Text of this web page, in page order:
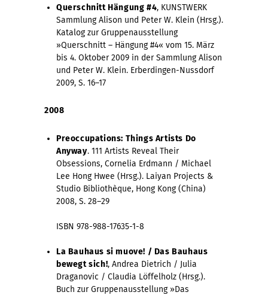
Querschnitt Hängung #4, KUNSTWERK
Sammlung Alison und Peter W. Klein (Hrsg.).
Katalog zur Gruppenausstellung
»Querschnitt – Hängung #4« vom 15. März
bis 4. Oktober 2009 in der Sammlung Alison
und Peter W. Klein. Erberdingen-Nussdorf
2009, S. 16–17
2008
Preoccupations: Things Artists Do
Anyway. 111 Artists Reveal Their
Obsessions, Cornelia Erdmann / Michael
Lee Hong Hwee (Hrsg.). Laiyan Projects &
Studio Bibliothèque, Hong Kong (China)
2008, S. 28–29
ISBN 978-988-17635-1-8
La Bauhaus si muove! / Das Bauhaus
bewegt sich!, Andrea Dietrich / Julia
Draganovic / Claudia Löffelholz (Hrsg.).
Buch zur Gruppenausstellung »Das